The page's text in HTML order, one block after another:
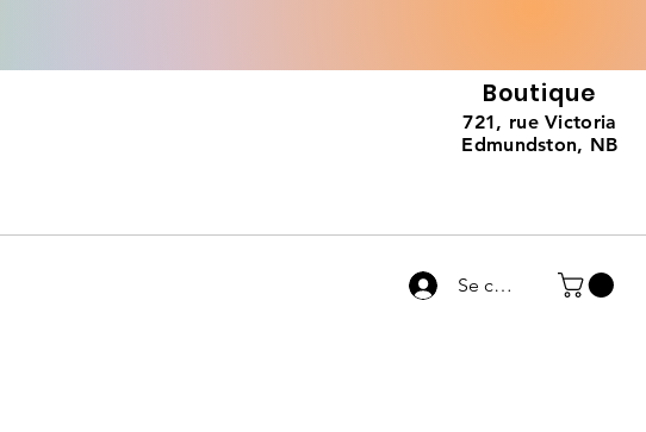
Boutique
721, rue Victoria
Edmundston, NB
Se connecter